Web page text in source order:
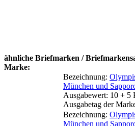
ähnliche Briefmarken /
Marke:
Bezeichnung:
München und
Ausgabewert: 10 + 5
Ausgabetag der
Bezeichnung:
München und